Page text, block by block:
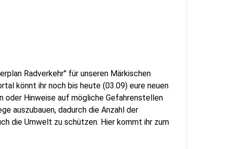
Radverkehr'' für unseren Märkischen
könnt ihr noch bis heute (03.09) eure neuen
oder Hinweise auf mögliche Gefahrenstellen
auszubauen, dadurch die Anzahl der
die Umwelt zu schützen. Hier kommt ihr zum